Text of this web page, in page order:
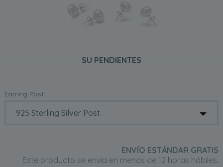
SU PENDIENTES
Earring Post:
ENVÍO ESTÁNDAR GRATIS
Este producto se envía en menos de 12 horas hábiles.